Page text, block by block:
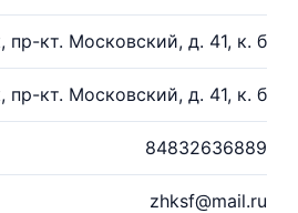
пр-кт. Московский, д. 41, к. б
пр-кт. Московский, д. 41, к. б
84832636889
zhksf@mail.ru